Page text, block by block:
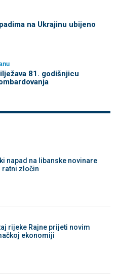
na Ukrajinu ubijeno
81. godišnjicu
napad na libanske novinare
ratni zločin
rijeke Rajne prijeti novim
ekonomiji